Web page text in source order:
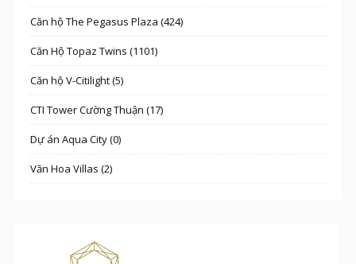
Căn hộ The Pegasus Plaza (424)
Căn Hộ Topaz Twins (1101)
Căn hộ V-Citilight (5)
CTI Tower Cường Thuận (17)
Dự án Aqua City (0)
Văn Hoa Villas (2)